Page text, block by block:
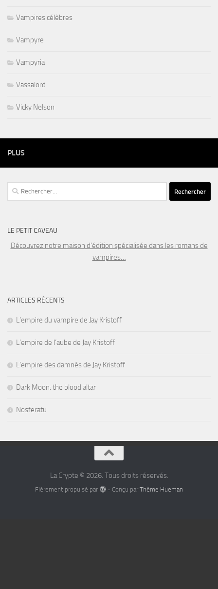
Vampires célèbres
Vampyre
Vampyria
Vassalord
Vicky Nelson
PLUS
Rechercher :
LE PETIT CAVEAU
Découvrez notre maison d’édition spécialisée dans les romans de
vampires…
ARTICLES RÉCENTS
L’empire du vampire de Jay Kristoff
L’empire de l’aube de Jay Kristoff
L’empire des damnés de Jay Kristoff
Dark Moon: the blood altar
Nosferatu
La Crypte © 2026. Tous droits réservés.
Fièrement propulsé par - Conçu par Thème Hueman